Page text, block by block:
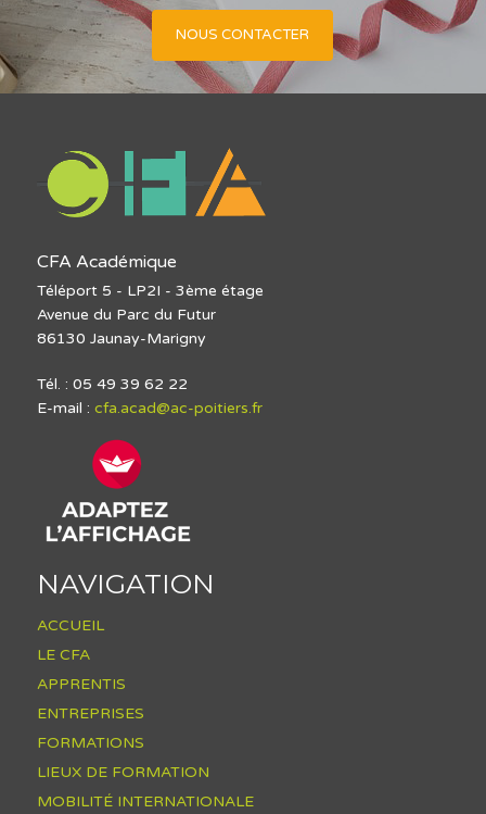
NOUS CONTACTER
CFA Académique
Téléport 5 - LP2I - 3ème étage
Avenue du Parc du Futur
86130 Jaunay-Marigny
Tél. : 05 49 39 62 22
E-mail : cfa.acad@ac-poitiers.fr
NAVIGATION
ACCUEIL
LE CFA
APPRENTIS
ENTREPRISES
FORMATIONS
LIEUX DE FORMATION
MOBILITÉ INTERNATIONALE